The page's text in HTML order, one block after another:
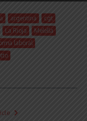
argentina
cgt
La Rioja
Melella
laboral